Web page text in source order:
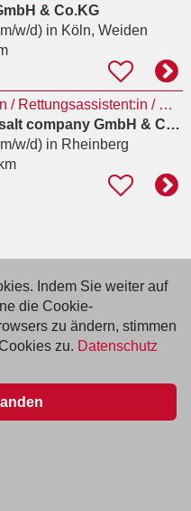
& Co.KG
w/d)in Köln, Weiden
Betriebssanitäter:in / Rettungsassistent:in / Rettungssanitäter:in Teilzeit / Vollzeit als
esco - european salt company GmbH & Co.KG
w/d)in Rheinberg
Indem Sie weiter auf
die Cookie-
zu ändern, stimmen
zu. Datenschutz